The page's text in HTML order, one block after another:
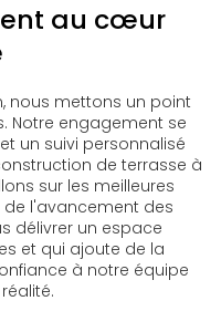
au cœur
nous mettons un point
Notre engagement se
un suivi personnalisé
de terrasse à
sur les meilleures
l'avancement des
délivrer un espace
et qui ajoute de la
à notre équipe